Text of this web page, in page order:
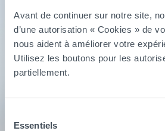
Avant de continuer sur notre site,
d’une autorisation « Cookies » de
nous aident à améliorer votre
Utilisez les boutons pour les
partiellement.
Essentiels